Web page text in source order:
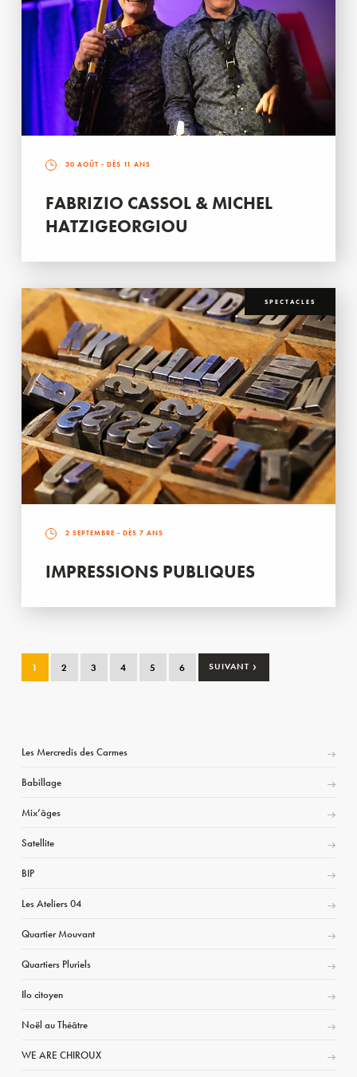
30 AOÛT - DÈS 11 ANS
FABRIZIO CASSOL & MICHEL
HATZIGEORGIOU
SPECTACLES
2 SEPTEMBRE - DÈS 7 ANS
IMPRESSIONS PUBLIQUES
1 2 3 4 5 6 SUIVANT ›
Les Mercredis des Carmes
Babillage
Mix’âges
Satellite
BIP
Les Ateliers 04
Quartier Mouvant
Quartiers Pluriels
Ilo citoyen
Noël au Théâtre
WE ARE CHIROUX